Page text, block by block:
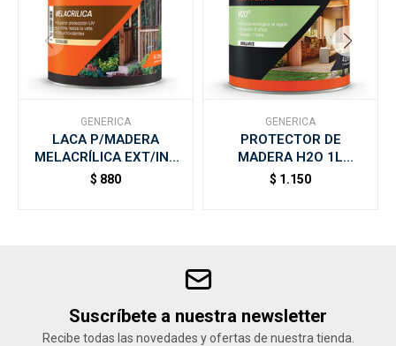
GENERICA
LACA P/MADERA
MELACRÍLICA EXT/INT
BRILLANTE PETRILAC -
$ 880
GENERICA
PROTECTOR DE
MADERA H2O 1L
PETRILAC - Caoba
$ 1.150
Suscríbete a nuestra newsletter
Recibe todas las novedades y ofertas de nuestra tienda.